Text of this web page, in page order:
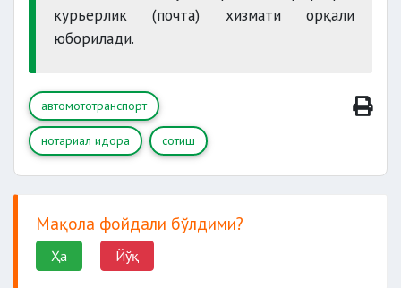
курьерлик (почта) хизмати орқали
юборилади.
автомототранспорт
нотариал идора сотиш
Мақола фойдали бўлдими?
Ҳа Йўқ